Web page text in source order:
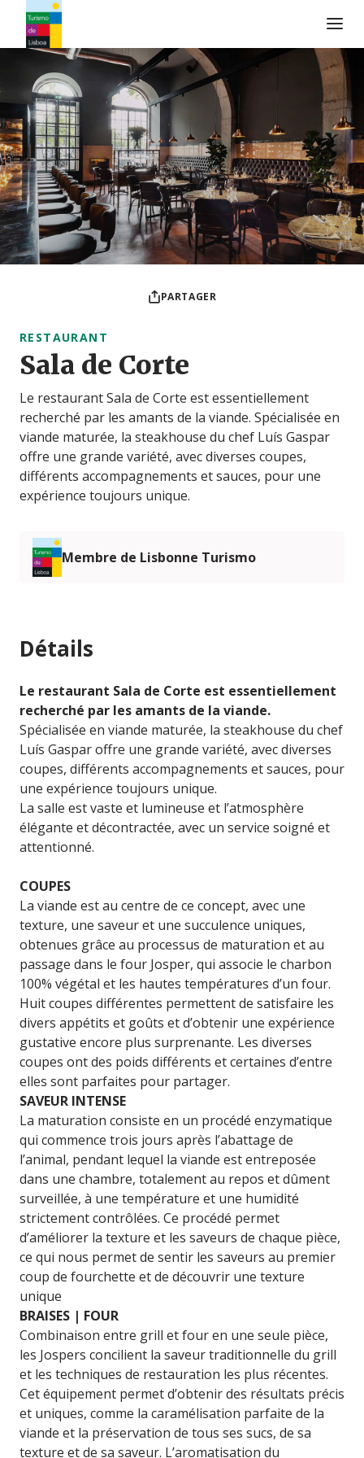
Logo de Turismo de Lisboa
PARTAGER
RESTAURANT
Sala de Corte
Le restaurant Sala de Corte est essentiellement
recherché par les amants de la viande. Spécialisée en
viande maturée, la steakhouse du chef Luís Gaspar
offre une grande variété, avec diverses coupes,
différents accompagnements et sauces, pour une
expérience toujours unique.
Membre de Lisbonne Turismo
Détails
Le restaurant Sala de Corte est essentiellement
recherché par les amants de la viande.
Spécialisée en viande maturée, la steakhouse du chef
Luís Gaspar offre une grande variété, avec diverses
coupes, différents accompagnements et sauces, pour
une expérience toujours unique.
La salle est vaste et lumineuse et l’atmosphère
élégante et décontractée, avec un service soigné et
attentionné.
COUPES
La viande est au centre de ce concept, avec une
texture, une saveur et une succulence uniques,
obtenues grâce au processus de maturation et au
passage dans le four Josper, qui associe le charbon
100% végétal et les hautes températures d’un four.
Huit coupes différentes permettent de satisfaire les
divers appétits et goûts et d’obtenir une expérience
gustative encore plus surprenante. Les diverses
coupes ont des poids différents et certaines d’entre
elles sont parfaites pour partager.
SAVEUR INTENSE
La maturation consiste en un procédé enzymatique
qui commence trois jours après l’abattage de
l’animal, pendant lequel la viande est entreposée
dans une chambre, totalement au repos et dûment
surveillée, à une température et une humidité
strictement contrôlées. Ce procédé permet
d’améliorer la texture et les saveurs de chaque pièce,
ce qui nous permet de sentir les saveurs au premier
coup de fourchette et de découvrir une texture
unique
BRAISES | FOUR
Combinaison entre grill et four en une seule pièce,
les Jospers concilient la saveur traditionnelle du grill
et les techniques de restauration les plus récentes.
Cet équipement permet d’obtenir des résultats précis
et uniques, comme la caramélisation parfaite de la
viande et la préservation de tous ses sucs, de sa
texture et de sa saveur. L’aromatisation du